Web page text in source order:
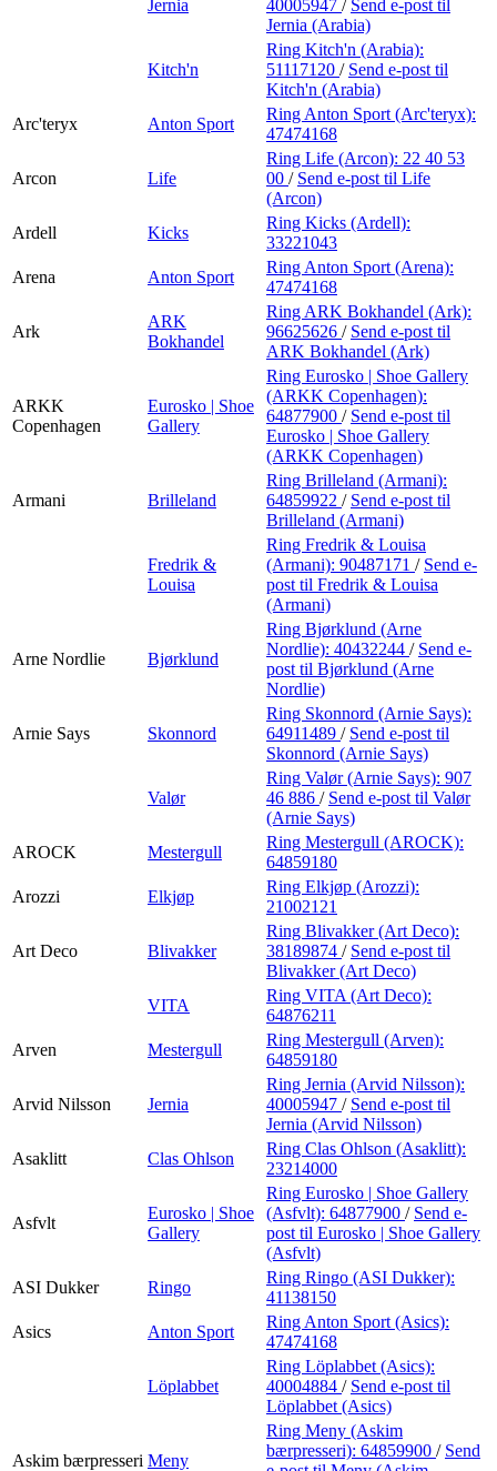
Jernia
40005947 / Send e-post til
Jernia (Arabia)
Kitch'n
Ring Kitch'n (Arabia):
51117120 / Send e-post til
Kitch'n (Arabia)
Arc'teryx
Anton Sport
Ring Anton Sport (Arc'teryx):
47474168
Arcon Life
Ring Life (Arcon): 22 40 53
00 / Send e-post til Life
(Arcon)
Ardell
Kicks
Ring Kicks (Ardell):
33221043
Arena
Anton Sport
Ring Anton Sport (Arena):
47474168
Ark
ARK
Bokhandel
Ring ARK Bokhandel (Ark):
96625626 / Send e-post til
ARK Bokhandel (Ark)
ARKK
Copenhagen
Eurosko | Shoe
Gallery
Ring Eurosko | Shoe Gallery
(ARKK Copenhagen):
64877900 / Send e-post til
Eurosko | Shoe Gallery
(ARKK Copenhagen)
Armani Brilleland
Ring Brilleland (Armani):
64859922 / Send e-post til
Brilleland (Armani)
Fredrik &
Louisa
Ring Fredrik & Louisa
(Armani): 90487171 / Send e-
post til Fredrik & Louisa
(Armani)
Arne Nordlie Bjørklund
Ring Bjørklund (Arne
Nordlie): 40432244 / Send e-
post til Bjørklund (Arne
Nordlie)
Arnie Says Skonnord
Ring Skonnord (Arnie Says):
64911489 / Send e-post til
Skonnord (Arnie Says)
Valør
Ring Valør (Arnie Says): 907
46 886 / Send e-post til Valør
(Arnie Says)
AROCK
Mestergull
Ring Mestergull (AROCK):
64859180
Arozzi
Elkjøp
Ring Elkjøp (Arozzi):
21002121
Art Deco Blivakker
Ring Blivakker (Art Deco):
38189874 / Send e-post til
Blivakker (Art Deco)
VITA
Ring VITA (Art Deco):
64876211
Arven
Mestergull
Ring Mestergull (Arven):
64859180
Arvid Nilsson Jernia
Ring Jernia (Arvid Nilsson):
40005947 / Send e-post til
Jernia (Arvid Nilsson)
Asaklitt
Clas Ohlson
Ring Clas Ohlson (Asaklitt):
23214000
Asfvlt
Eurosko | Shoe
Gallery
Ring Eurosko | Shoe Gallery
(Asfvlt): 64877900 / Send e-
post til Eurosko | Shoe Gallery
(Asfvlt)
ASI Dukker
Ringo
Ring Ringo (ASI Dukker):
41138150
Asics
Anton Sport
Ring Anton Sport (Asics):
47474168
Löplabbet
Ring Löplabbet (Asics):
40004884 / Send e-post til
Löplabbet (Asics)
Askim bærpresseri Meny
Ring Meny (Askim
bærpresseri): 64859900 / Send